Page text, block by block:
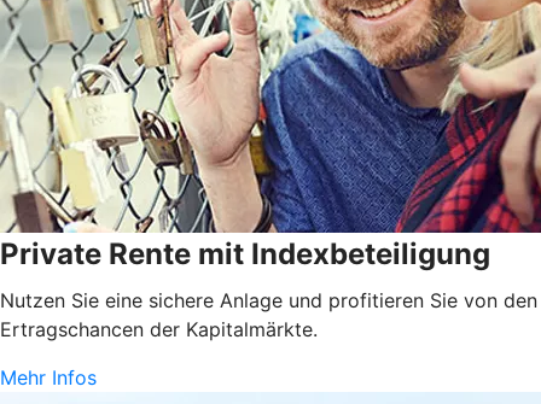
Private Rente mit Indexbeteiligung
Nutzen Sie eine sichere Anlage und profitieren Sie von den
Ertragschancen der Kapitalmärkte.
Mehr Infos